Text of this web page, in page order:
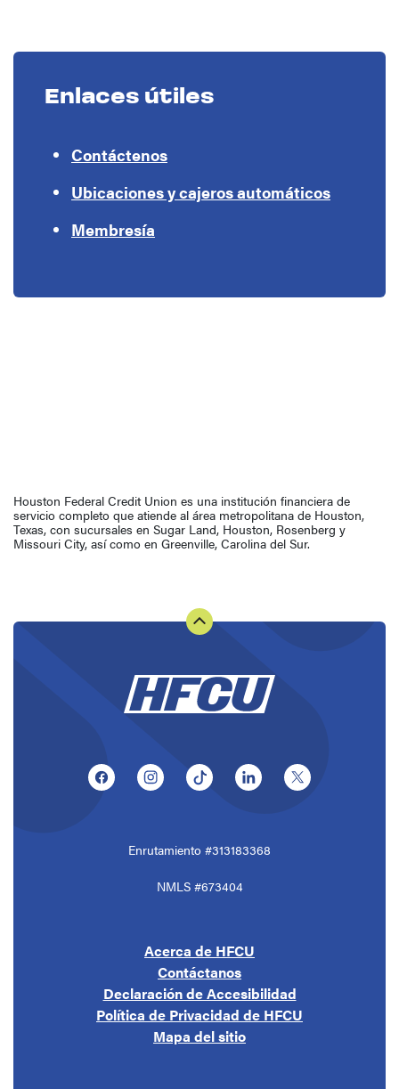
Enlaces útiles
Contáctenos
Ubicaciones y cajeros automáticos
Membresía
Houston Federal Credit Union es una institución financiera de
servicio completo que atiende al área metropolitana de Houston,
Texas, con sucursales en Sugar Land, Houston, Rosenberg y
Missouri City, así como en Greenville, Carolina del Sur.
(Opens in a new Window)
(Opens in a new Window)
(Opens in a new Window)
(Opens in a new
(Opens in a
Acerca de HFCU
Contáctanos
Declaración de Accesibilidad
Política de Privacidad de HFCU
Mapa del sitio
Enrutamiento #313183368
NMLS #673404